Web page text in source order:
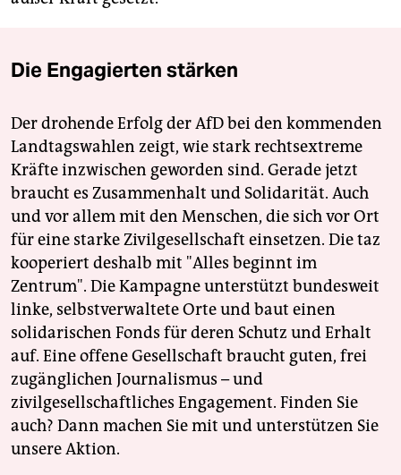
Die Engagierten stärken
Der drohende Erfolg der AfD bei den kommenden
Landtagswahlen zeigt, wie stark rechtsextreme
Kräfte inzwischen geworden sind. Gerade jetzt
braucht es Zusammenhalt und Solidarität. Auch
und vor allem mit den Menschen, die sich vor Ort
für eine starke Zivilgesellschaft einsetzen. Die taz
kooperiert deshalb mit "Alles beginnt im
Zentrum". Die Kampagne unterstützt bundesweit
linke, selbstverwaltete Orte und baut einen
solidarischen Fonds für deren Schutz und Erhalt
auf. Eine offene Gesellschaft braucht guten, frei
zugänglichen Journalismus – und
zivilgesellschaftliches Engagement. Finden Sie
auch? Dann machen Sie mit und unterstützen Sie
unsere Aktion.